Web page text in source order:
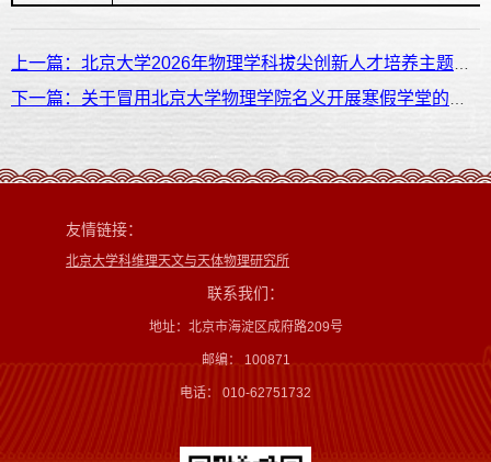
友情链接：
北京大学科维理天文与天体物理研究所
联系我们：
地址：北京市海淀区成府路209号
邮编： 100871
电话： 010-62751732